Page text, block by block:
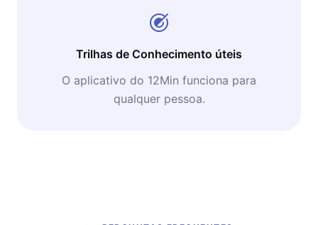
Trilhas de Conhecimento úteis
O aplicativo do 12Min funciona para
qualquer pessoa.